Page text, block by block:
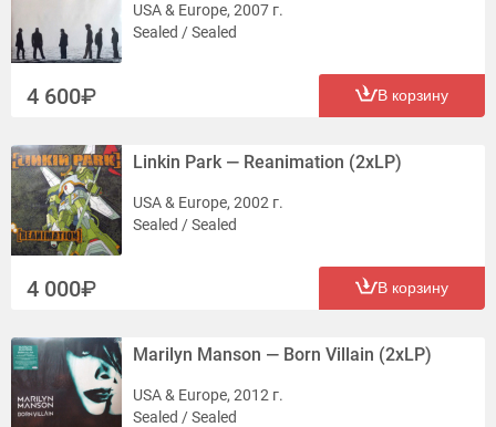
USA & Europe, 2007 г.
Sealed / Sealed
4 600 В корзину
Linkin Park — Reanimation (2xLP)
USA & Europe, 2002 г.
Sealed / Sealed
4 000 В корзину
Marilyn Manson — Born Villain (2xLP)
USA & Europe, 2012 г.
Sealed / Sealed